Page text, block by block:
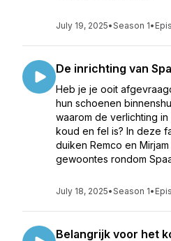
July 19, 2025•Season 1•
De inrichting van
Heb je je ooit
hun schoenen
waarom de verlichting
koud en fel is? In deze
duiken Remco en
gewoontes rondom
July 18, 2025•Season 1•
Belangrijk voor het